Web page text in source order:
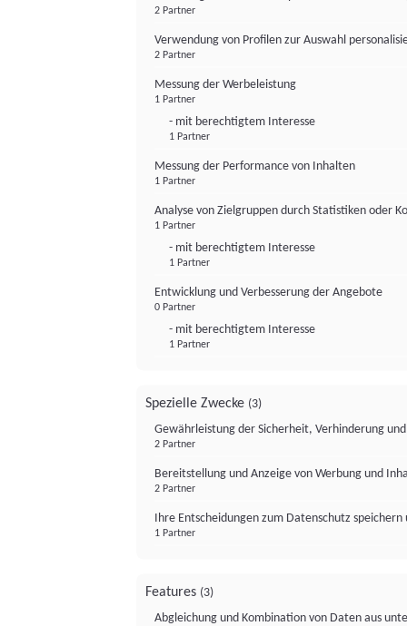
2 Partner
Verwendung von Profilen zur Auswahl
2 Partner
Messung der Werbeleistung
1 Partner
- mit berechtigtem Interesse
1 Partner
Messung der Performance von Inhalten
1 Partner
Analyse von Zielgruppen durch Statistiken oder
1 Partner
- mit berechtigtem Interesse
1 Partner
Entwicklung und Verbesserung der Angebote
0 Partner
- mit berechtigtem Interesse
1 Partner
Spezielle Zwecke (3)
Gewährleistung der Sicherheit, Verhinderung
2 Partner
Bereitstellung und Anzeige von Werbung und
2 Partner
Ihre Entscheidungen zum Datenschutz
1 Partner
Features (3)
Abgleichung und Kombination von Daten aus